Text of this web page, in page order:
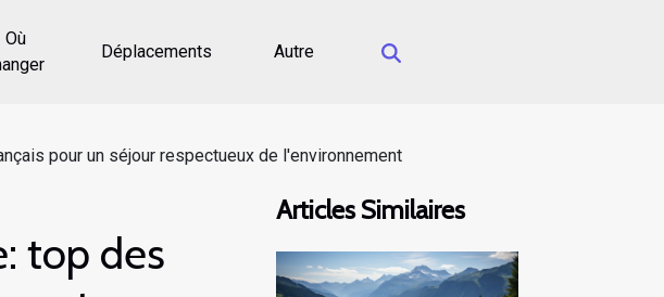
Où
Déplacements Autre
pour un séjour respectueux de l'environnement
top des
Articles Similaires